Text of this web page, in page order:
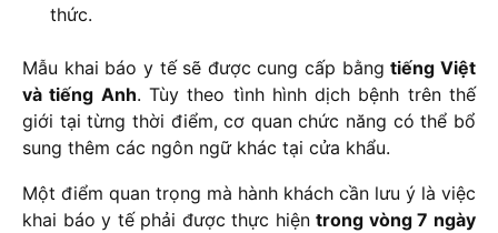
thức.
Mẫu khai báo y tế sẽ được cung cấp bằngtiếng Việt
và tiếng Anh. Tùy theo tình hình dịch bệnh trên thế
giới tại từng thời điểm, cơ quan chức năng có thể bổ
sung thêm các ngôn ngữ khác tại cửa khẩu.
Một điểm quan trọng mà hành khách cần lưu ý là việc
khai báo y tế phải được thực hiệntrong vòng 7 ngày